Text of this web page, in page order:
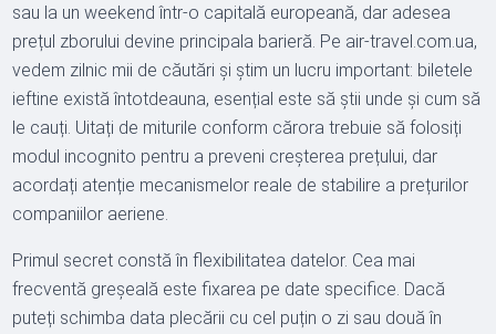
sau la un weekend într-o capitală europeană, dar adesea
prețul zborului devine principala barieră. Pe air-travel.com.ua,
vedem zilnic mii de căutări și știm un lucru important: biletele
ieftine există întotdeauna, esențial este să știi unde și cum să
le cauți. Uitați de miturile conform cărora trebuie să folosiți
modul incognito pentru a preveni creșterea prețului, dar
acordați atenție mecanismelor reale de stabilire a prețurilor
companiilor aeriene.
Primul secret constă în flexibilitatea datelor. Cea mai
frecventă greșeală este fixarea pe date specifice. Dacă
puteți schimba data plecării cu cel puțin o zi sau două în